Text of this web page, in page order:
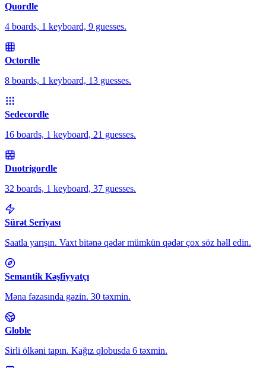
Quordle
4 boards, 1 keyboard, 9 guesses.
Octordle
8 boards, 1 keyboard, 13 guesses.
Sedecordle
16 boards, 1 keyboard, 21 guesses.
Duotrigordle
32 boards, 1 keyboard, 37 guesses.
Sürət Seriyası
Saatla yarışın. Vaxt bitənə qədər mümkün qədər çox söz həll edin.
Semantik Kəşfiyyatçı
Məna fəzasında gəzin. 30 təxmin.
Globle
Sirli ölkəni tapın. Kağız qlobusda 6 təxmin.